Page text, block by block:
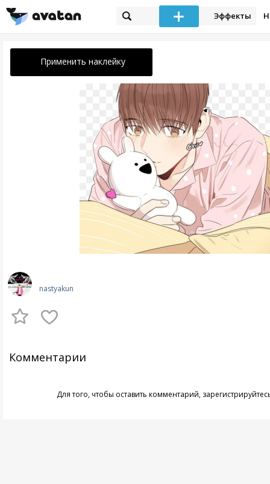
Эффекты
Применить наклейку
nastyakun
Комментарии
Для того, чтобы оставить комментарий,